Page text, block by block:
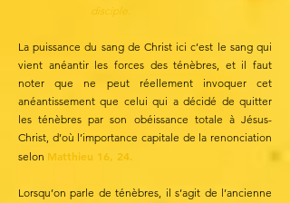
disciple.
La puissance du sang de Christ ici c’est le sang qui
vient anéantir les forces des ténèbres, et il faut
noter que ne peut réellement invoquer cet
anéantissement que celui qui a décidé de quitter
les ténèbres par son obéissance totale à Jésus-
Christ, d’où l’importance capitale de la renonciation
selon Matthieu 16, 24.
Lorsqu’on parle de ténèbres, il s’agit de l’ancienne